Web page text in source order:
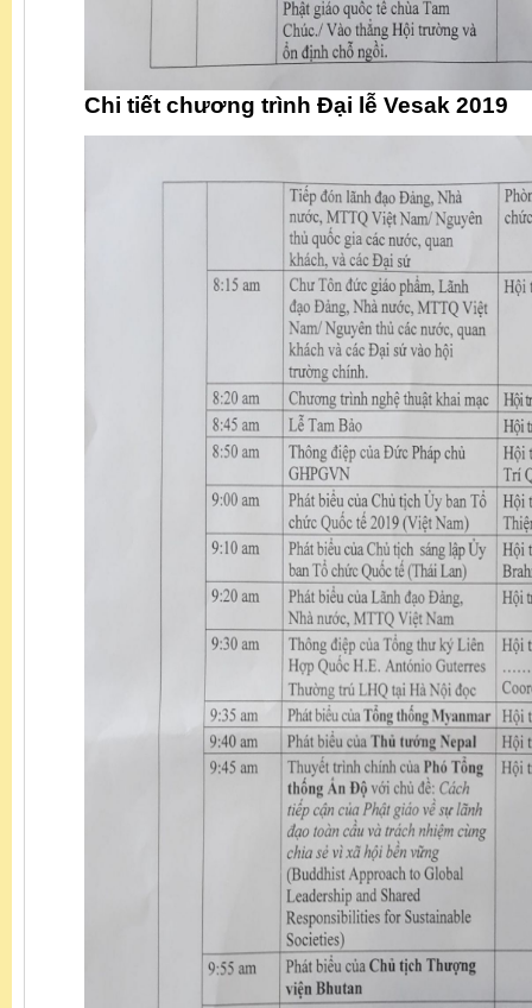
Chi tiết chương trình Đại lễ Vesak 2019